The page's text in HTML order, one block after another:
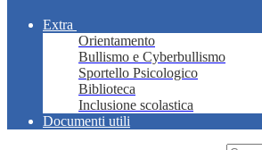
Extra
Orientamento
Bullismo e Cyberbullismo
Sportello Psicologico
Biblioteca
Inclusione scolastica
Documenti utili